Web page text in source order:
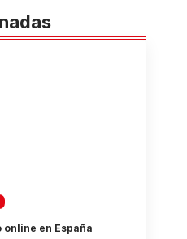
online en España